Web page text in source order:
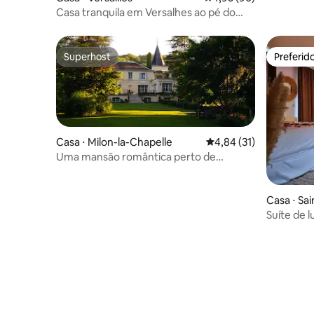
Casa tranquila em Versalhes ao pé do
Superhost
Superhost
Casa ⋅ Milon-la-Chapelle 4,84 de uma
4,84 (31)
Uma mansão romântica perto de
Casa ⋅
Suíte de